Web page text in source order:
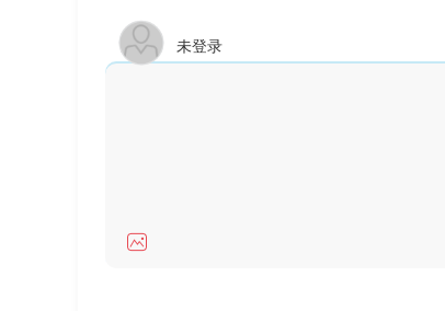
未登录